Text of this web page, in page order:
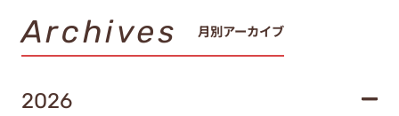
Archives 月別アーカイブ
2026